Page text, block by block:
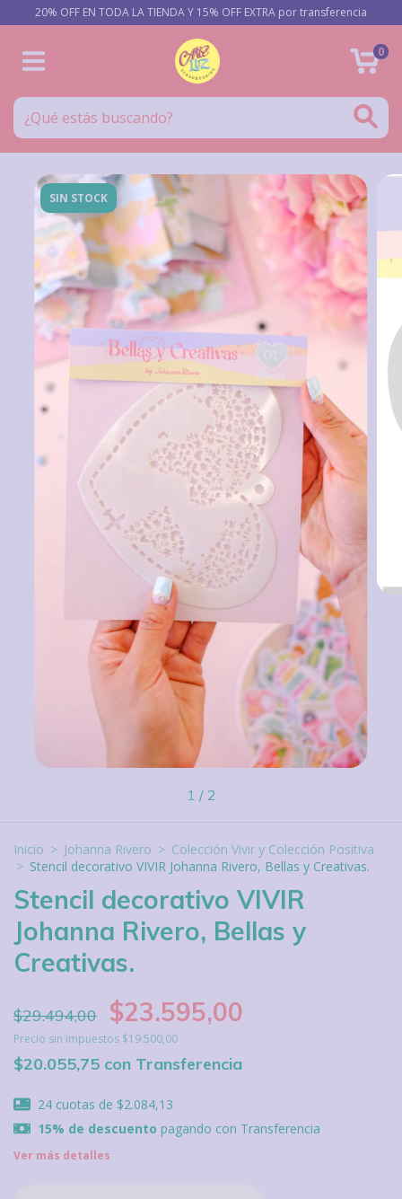
20% OFF EN TODA LA TIENDA Y 15% OFF EXTRA por transferencia
0
SIN STOCK
1 / 2
Inicio > Johanna Rivero > Colección Vivir y Colección Positiva
> Stencil decorativo VIVIR Johanna Rivero, Bellas y Creativas.
Stencil decorativo VIVIR
Johanna Rivero, Bellas y
Creativas.
$29.494,00 $23.595,00
Precio sin impuestos $19.500,00
$20.055,75 con Transferencia
24 cuotas de $2.084,13
15% de descuento pagando con Transferencia
Ver más detalles